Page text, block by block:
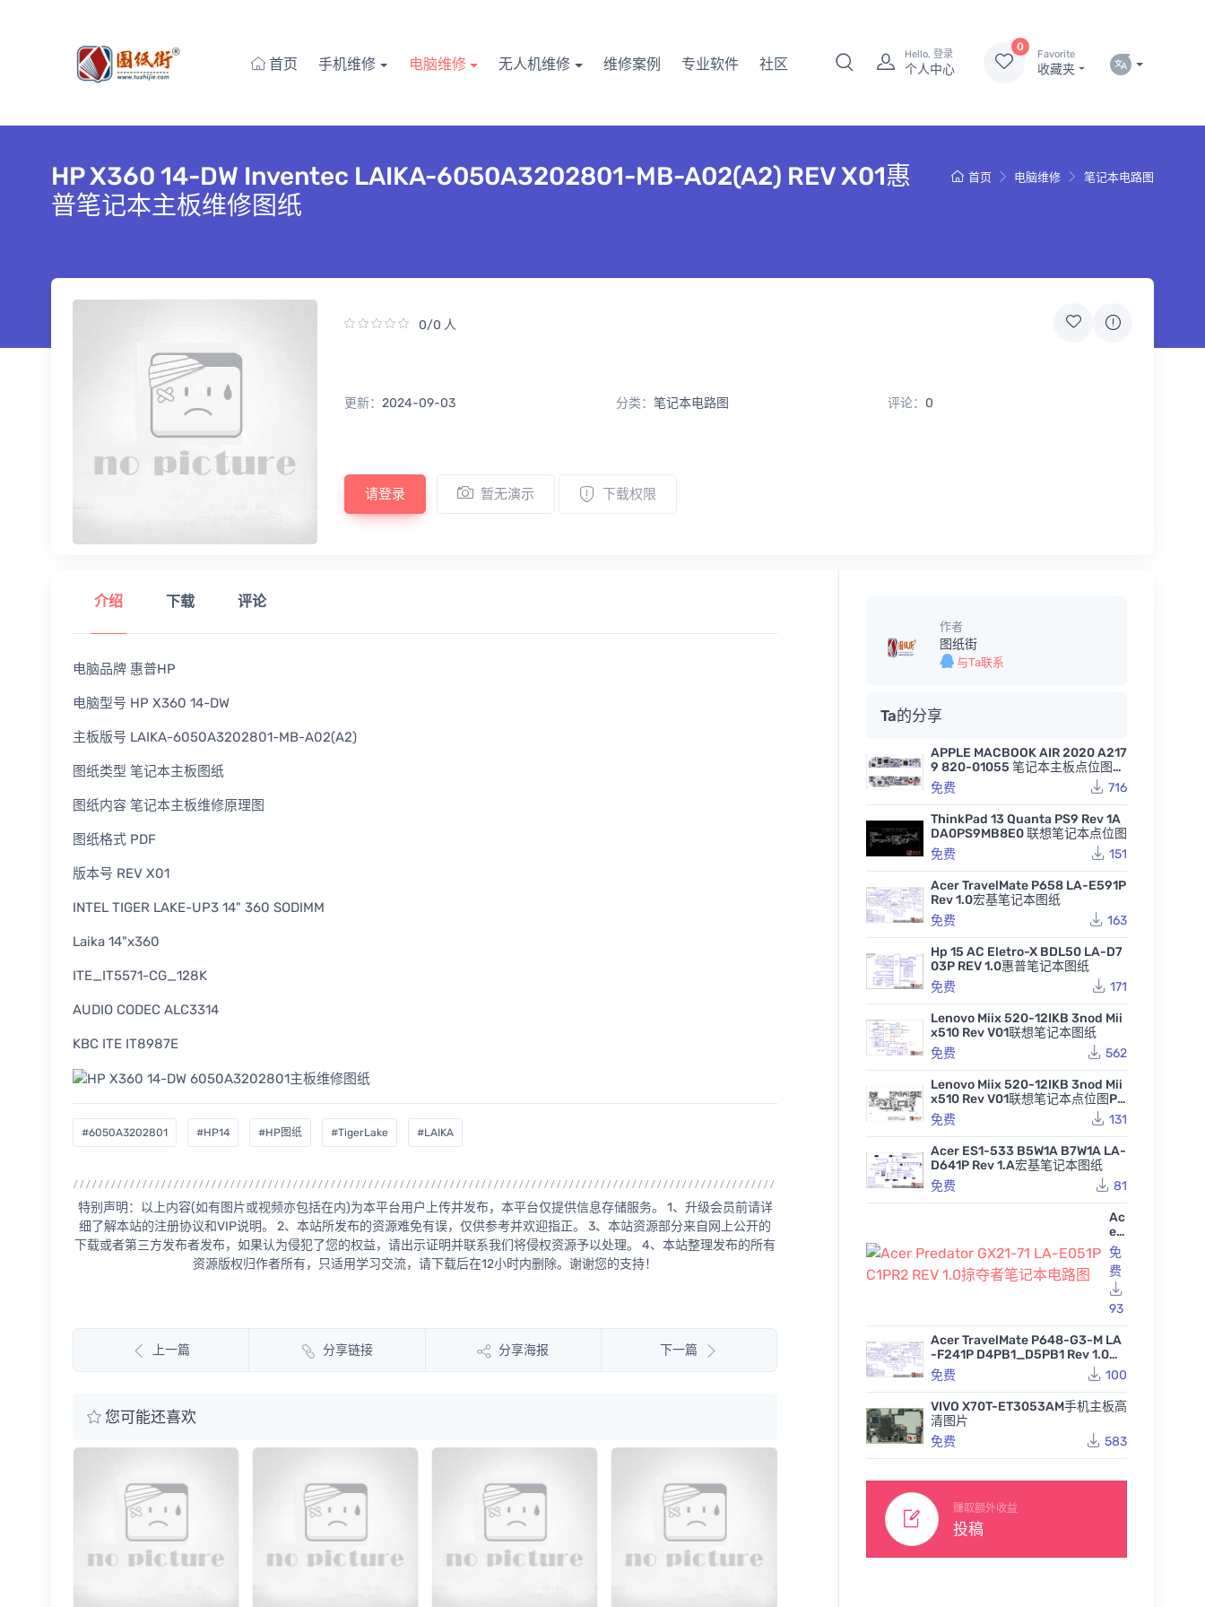
首页 手机维修 电脑维修 无人机维修 维修案例 专业软件 社区
Hello, 登录
个人中心
0
Favorite
收藏夹
首页 电脑维修 笔记本电路图
HP X360 14-DW Inventec LAIKA-6050A3202801-MB-A02(A2) REV X01惠
普笔记本主板维修图纸
0/0 人
更新： 2024-09-03 分类： 笔记本电路图 评论： 0
请登录 暂无演示 下载权限
介绍 下载 评论
电脑品牌 惠普HP
电脑型号 HP X360 14-DW
主板版号 LAIKA-6050A3202801-MB-A02(A2)
图纸类型 笔记本主板图纸
图纸内容 笔记本主板维修原理图
图纸格式 PDF
版本号 REV X01
INTEL TIGER LAKE-UP3 14" 360 SODIMM
Laika 14"x360
ITE_IT5571-CG_128K
AUDIO CODEC ALC3314
KBC ITE IT8987E
#6050A3202801 #HP14 #HP图纸 #TigerLake #LAIKA
特别声明：以上内容(如有图片或视频亦包括在内)为本平台用户上传并发布，本平台仅提供信息存储服务。 1、升级会员前请详
细了解本站的注册协议和VIP说明。 2、本站所发布的资源难免有误，仅供参考并欢迎指正。 3、本站资源部分来自网上公开的
下载或者第三方发布者发布，如果认为侵犯了您的权益，请出示证明并联系我们将侵权资源予以处理。 4、本站整理发布的所有
资源版权归作者所有，只适用学习交流，请下载后在12小时内删除。谢谢您的支持！
上一篇 分享链接 分享海报 下一篇
您可能还喜欢
HP envy13-ay0057au x3
HP envy13-ay0057au x3
作者
图纸街
与Ta联系
Ta的分享
APPLE MACBOOK AIR 2020 A217
9 820-01055 笔记本主板点位图B
VR
免费 716
ThinkPad 13 Quanta PS9 Rev 1A
DA0PS9MB8E0 联想笔记本点位图
免费
151
Acer TravelMate P658 LA-E591P
Rev 1.0宏基笔记本图纸
免费
163
Hp 15 AC Eletro-X BDL50 LA-D7
03P REV 1.0惠普笔记本图纸
免费
171
Lenovo Miix 520-12IKB 3nod Mii
x510 Rev V01联想笔记本图纸
免费
562
Lenovo Miix 520-12IKB 3nod Mii
x510 Rev V01联想笔记本点位图PD
F
免费 131
Acer ES1-533 B5W1A B7W1A LA-
D641P Rev 1.A宏基笔记本图纸
免费
81
Ac
er
Pr
ed
at
or
GX
21
-7
1 L
A-
E0
51
P
2
RE
记
免
费
93
Acer TravelMate P648-G3-M LA
-F241P D4PB1_D5PB1 Rev 1.0宏
基笔记本图纸
免费 100
VIVO X70T-ET3053AM手机主板高
清图片
免费
583
赚取额外收益
投稿